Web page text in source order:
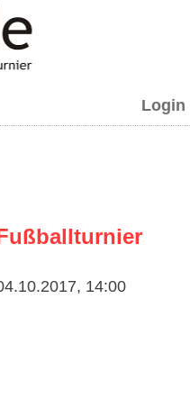
Login
14:00